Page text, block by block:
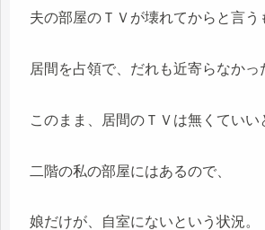
夫の部屋のＴＶが壊れてからと言う
居間を占領で、だれも近寄らなかっ
このまま、居間のＴＶは無くていい
二階の私の部屋にはあるので、
娘だけが、自室にないという状況。